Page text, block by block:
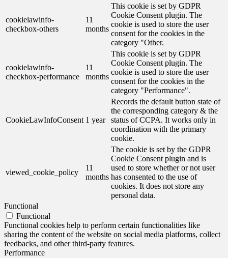
cookielawinfo-
checkbox-others
11
months
This cookie is set by GDPR
Cookie Consent plugin. The
cookie is used to store the user
consent for the cookies in the
category "Other.
cookielawinfo-
checkbox-performance
11
months
This cookie is set by GDPR
Cookie Consent plugin. The
cookie is used to store the user
consent for the cookies in the
category "Performance".
CookieLawInfoConsent 1 year
Records the default button state of
the corresponding category & the
status of CCPA. It works only in
coordination with the primary
cookie.
viewed_cookie_policy
11
months
The cookie is set by the GDPR
Cookie Consent plugin and is
used to store whether or not user
has consented to the use of
cookies. It does not store any
personal data.
Functional
Functional
Functional cookies help to perform certain functionalities like
sharing the content of the website on social media platforms, collect
feedbacks, and other third-party features.
Performance